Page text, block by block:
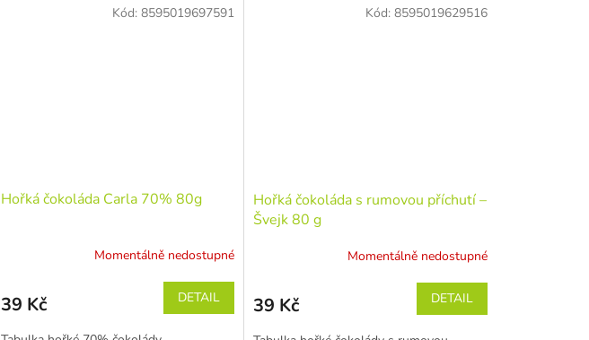
Hořká čokoláda Carla 70% 80g
Momentálně nedostupné
39 Kč DETAIL
Kód: 8595019697591
Hořká čokoláda s rumovou příchutí –
Švejk 80 g
Momentálně nedostupné
39 Kč DETAIL
Kód: 8595019629516